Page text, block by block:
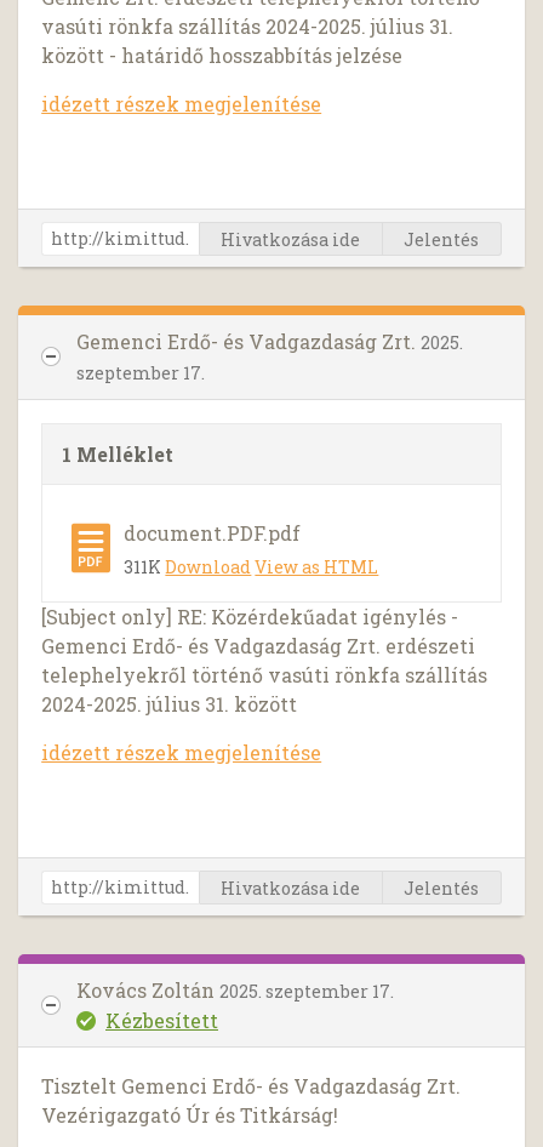
vasúti rönkfa szállítás 2024-2025. július 31.
között - határidő hosszabbítás jelzése
idézett részek megjelenítése
Hivatkozása ide Jelentés
Gemenci Erdő- és Vadgazdaság Zrt. 2025.
szeptember 17.
1 Melléklet
document.PDF.pdf
311KDownloadView as HTML
[Subject only] RE: Közérdekűadat igénylés -
Gemenci Erdő- és Vadgazdaság Zrt. erdészeti
telephelyekről történő vasúti rönkfa szállítás
2024-2025. július 31. között
idézett részek megjelenítése
Hivatkozása ide Jelentés
Kovács Zoltán 2025. szeptember 17.
Kézbesített
Tisztelt Gemenci Erdő- és Vadgazdaság Zrt.
Vezérigazgató Úr és Titkárság!